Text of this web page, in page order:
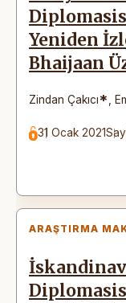
Yeniden
Bhaijaan
Zindan Çakıcı*
31 Ocak 2021
ARAŞTIRMA